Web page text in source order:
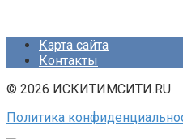
Карта сайта
Контакты
© 2026 ИСКИТИМСИТИ.RU
Политика